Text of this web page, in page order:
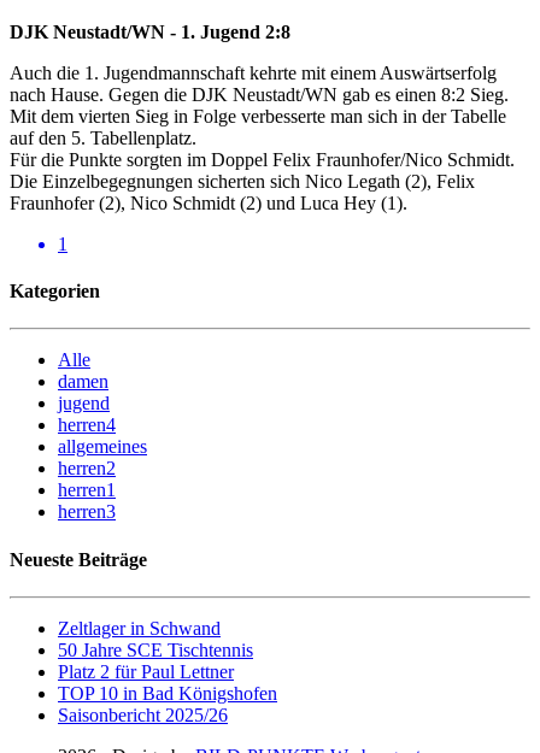
DJK Neustadt/WN - 1. Jugend 2:8
Auch die 1. Jugendmannschaft kehrte mit einem Auswärtserfolg
nach Hause. Gegen die DJK Neustadt/WN gab es einen 8:2 Sieg.
Mit dem vierten Sieg in Folge verbesserte man sich in der Tabelle
auf den 5. Tabellenplatz.
Für die Punkte sorgten im Doppel Felix Fraunhofer/Nico Schmidt.
Die Einzelbegegnungen sicherten sich Nico Legath (2), Felix
Fraunhofer (2), Nico Schmidt (2) und Luca Hey (1).
1
Kategorien
Alle
damen
jugend
herren4
allgemeines
herren2
herren1
herren3
Neueste Beiträge
Zeltlager in Schwand
50 Jahre SCE Tischtennis
Platz 2 für Paul Lettner
TOP 10 in Bad Königshofen
Saisonbericht 2025/26